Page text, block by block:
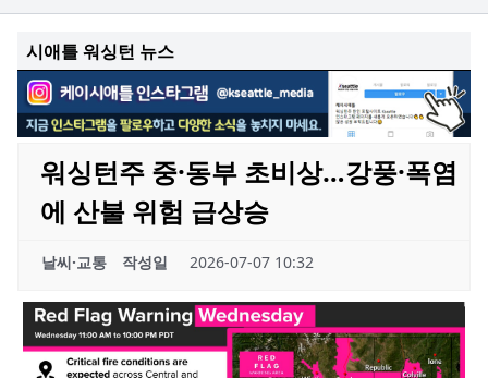
시애틀 워싱턴 뉴스
워싱턴주 중·동부 초비상…강풍·폭염
에 산불 위험 급상승
날씨·교통 작성일 2026-07-07 10:32